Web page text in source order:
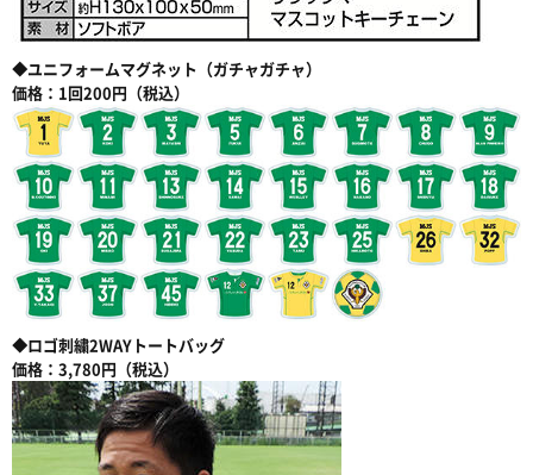
◆ユニフォームマグネット（ガチャガチャ）
価格：1回200円（税込）
◆ロゴ刺繍2WAYトートバッグ
価格：3,780円（税込）